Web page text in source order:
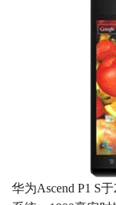
华为Ascend P1 S